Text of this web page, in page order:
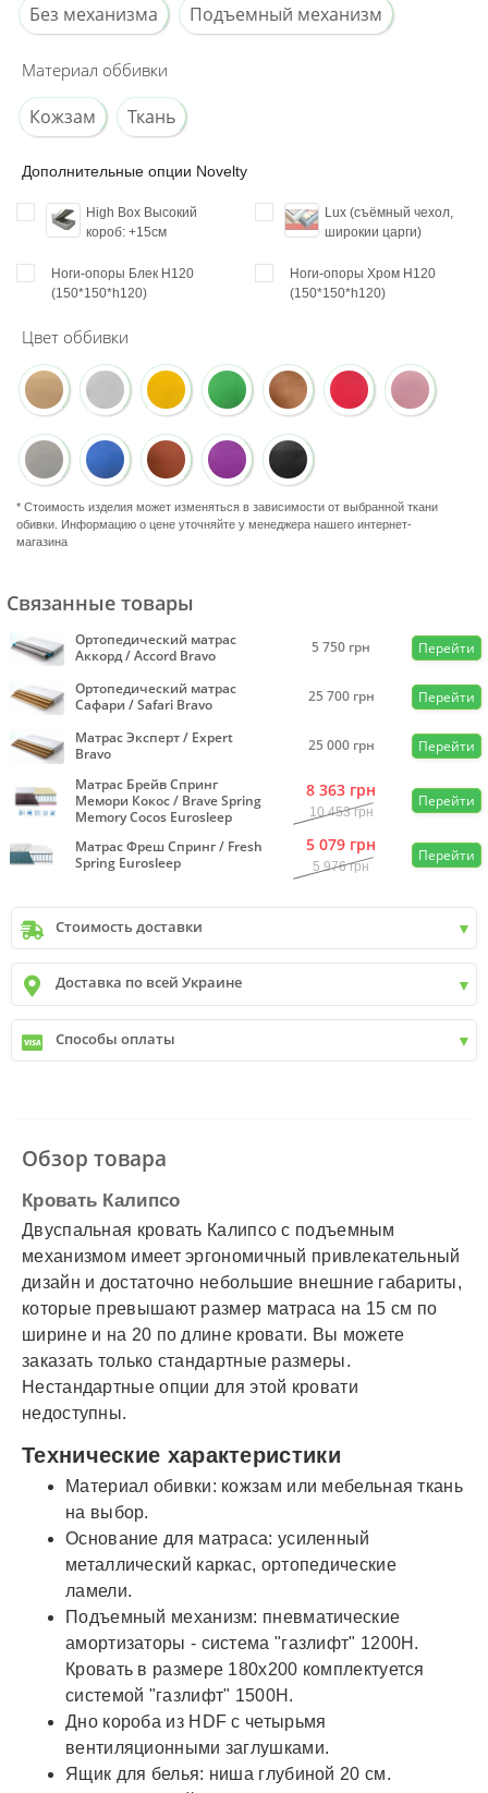
Без механизма Подъемный механизм
Материал оббивки
Кожзам Ткань
Дополнительные опции Novelty
High Box Высокий
короб: +15см
Lux (съёмный чехол,
широкии царги)
Ноги-опоры Блек H120
(150*150*h120)
Ноги-опоры Хром H120
(150*150*h120)
Цвет оббивки
* Стоимость изделия может изменяться в зависимости от выбранной ткани
обивки. Информацию о цене уточняйте у менеджера нашего интернет-
магазина
Связанные товары
Ортопедический матрас
Аккорд / Accord Bravo
5 750 грн Перейти
Ортопедический матрас
Сафари / Safari Bravo
25 700 грн Перейти
Матрас Эксперт / Expert
Bravo
25 000 грн Перейти
Матрас Брейв Спринг
Мемори Кокос / Brave Spring
Memory Cocos Eurosleep
8 363 грн
10 453грн
Перейти
Матрас Фреш Спринг / Fresh
Spring Eurosleep
5 079 грн
5 976грн
Перейти
Стоимость доставки
Киевдо9999 грн. -400 грн.
Киевот9999 грн - БЕСПЛАТНО
Киев пригород +30 грн\км
Доставка по всей Украине
✓Новая почта
✓Деливери
✓Автолюкс
Способы оплаты
✓ Подробнее
Обзор товара
Кровать Калипсо
Двуспальная кровать Калипсо с подъемным
механизмом имеет эргономичный привлекательный
дизайн и достаточно небольшие внешние габариты,
которые превышают размер матраса на 15 см по
ширине и на 20 по длине кровати. Вы можете
заказать только стандартные размеры.
Нестандартные опции для этой кровати
недоступны.
Технические характеристики
Материал обивки: кожзам или мебельная ткань
на выбор.
Основание для матраса: усиленный
металлический каркас, ортопедические
ламели.
Подъемный механизм: пневматические
амортизаторы - система "газлифт" 1200Н.
Кровать в размере 180x200 комплектуется
системой "газлифт" 1500Н.
Дно короба из HDF с четырьмя
вентиляционными заглушками.
Ящик для белья: ниша глубиной 20 см.